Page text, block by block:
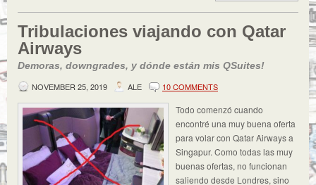
Tribulaciones viajando con Qatar
Airways
Demoras, downgrades, y dónde están mis QSuites!
NOVEMBER 25, 2019
ALE 10 COMMENTS
Todo comenzó cuando
encontré una muy buena oferta
para volar con Qatar Airways a
Singapur. Como todas las muy
buenas ofertas, no funcionan
saliendo desde Londres, sino